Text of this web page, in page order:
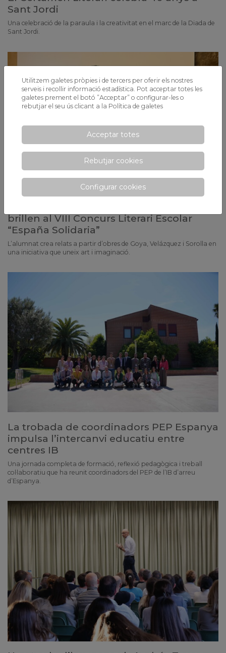
Sant Jordi
Una celebració de la paraula i la creativitat en el marc de la Diada de
Sant Jordi.
brillen al VIII Concurs Literari Escolar
“España Solidaria”
L’alumnat crea relats a partir d’obres de Goya, Velázquez i Sorolla en
una iniciativa que uneix art i imaginació.
La trobada de coordinadors PEP Espanya
impulsa l’intercanvi educatiu entre
centres IB
Una jornada completa de formació, reflexió pedagògica i treball
col·laboratiu que ha reunit coordinadors del PEP de l’IB d’arreu
d’Espanya.
Utilitzem galetes pròpies i de tercers per oferir els nostres
serveis i recollir informació estadística. Pot acceptar totes les
galetes prement el botó ”Acceptar” o configurar-les o
rebutjar el seu ús clicant a la Política de galetes
Acceptar totes
Rebutjar cookies
Configurar cookies